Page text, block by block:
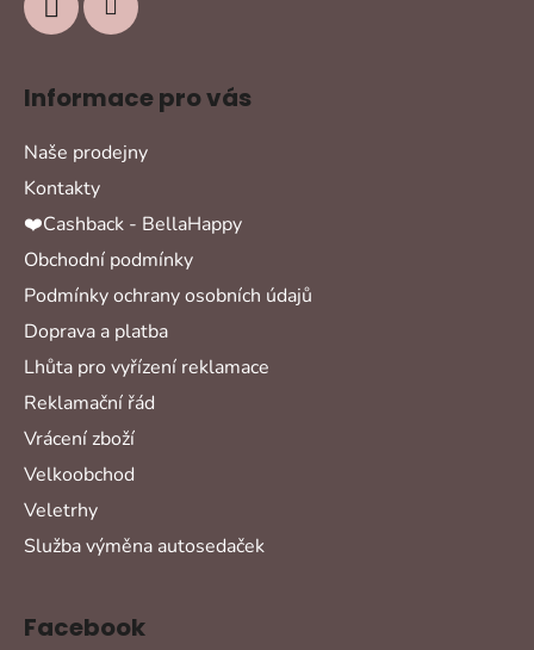
Informace pro vás
Naše prodejny
Kontakty
❤️Cashback - BellaHappy
Obchodní podmínky
Podmínky ochrany osobních údajů
Doprava a platba
Lhůta pro vyřízení reklamace
Reklamační řád
Vrácení zboží
Velkoobchod
Veletrhy
Služba výměna autosedaček
Facebook